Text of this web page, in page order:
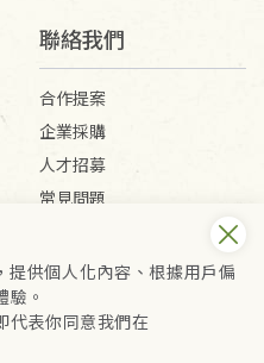
聯絡我們
合作提案
企業採購
人才招募
常見問題
隱私權政策
限公司(統編：16301262) /
供個人化內容、根據用戶偏
。
代表你同意我們在